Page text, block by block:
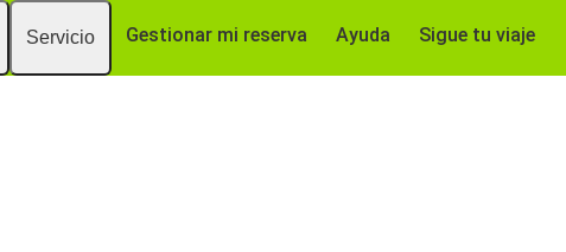
Servicio Gestionar mi reserva Ayuda Sigue tu viaje